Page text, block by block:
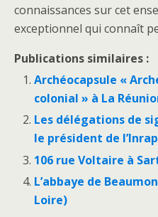
connaissances sur cet
exceptionnel qui connaît
Publications similaires :
Archéocapsule «
colonial » à La
Les délégations de
le président de
106 rue Voltaire à
L’abbaye de
Loire)